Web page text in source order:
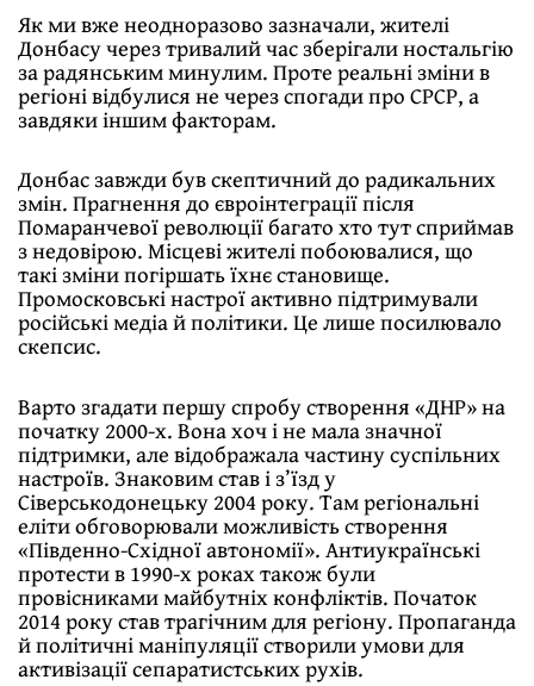
Як ми вже неодноразово зазначали, жителі
Донбасу через тривалий час зберігали ностальгію
за радянським минулим. Проте реальні зміни в
регіоні відбулися не через спогади про СРСР, а
завдяки іншим факторам.
Донбас завжди був скептичний до радикальних
змін. Прагнення до євроінтеграції після
Помаранчевої революції багато хто тут сприймав
з недовірою. Місцеві жителі побоювалися, що
такі зміни погіршать їхнє становище.
Промосковські настрої активно підтримували
російські медіа й політики. Це лише посилювало
скепсис.
Варто згадати першу спробу створення «ДНР» на
початку 2000-х. Вона хоч і не мала значної
підтримки, але відображала частину суспільних
настроїв. Знаковим став і з’їзд у
Сіверськодонецьку 2004 року. Там регіональні
еліти обговорювали можливість створення
«Південно-Східної автономії». Антиукраїнські
протести в 1990-х роках також були
провісниками майбутніх конфліктів. Початок
2014 року став трагічним для регіону. Пропаганда
й політичні маніпуляції створили умови для
активізації сепаратистських рухів.